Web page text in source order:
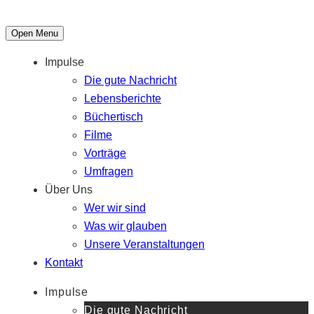
Open Menu
Impulse
Die gute Nachricht
Lebensberichte
Büchertisch
Filme
Vorträge
Umfragen
Über Uns
Wer wir sind
Was wir glauben
Unsere Veranstaltungen
Kontakt
Impulse
Die gute Nachricht